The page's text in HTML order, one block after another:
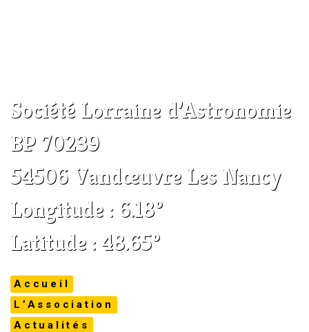
Société Lorraine d’Astronomie
BP 70239
54506 Vandœuvre Les Nancy
Longitude : 6.18°
Latitude : 48.65°
Accueil
L’Association
Actualités